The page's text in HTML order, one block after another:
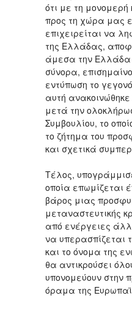
ότι με τη μονομερή
προς τη χώρα μας
επιχειρείται να
της Ελλάδας,
άμεσα την Ελλάδα
σύνορα,
εντύπωση το
αυτή
μετά την
Συμβουλίου, το
το ζήτημα του
και σχετικά
Τέλος,
οποία επωμίζεται
βάρος μιας
μεταναστευτικής
από ενέργειες
να υπερασπίζεται
και το όνομα της
θα αντικρούσει
υπονομεύουν στην
όραμα της